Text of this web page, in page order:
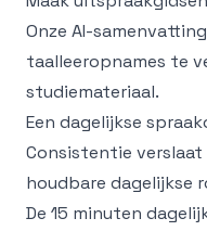
Onze AI-
taalleeropnames te
studiemateriaal.
Een dagelijkse
Consistentie
houdbare dagelijkse
De 15 minuten